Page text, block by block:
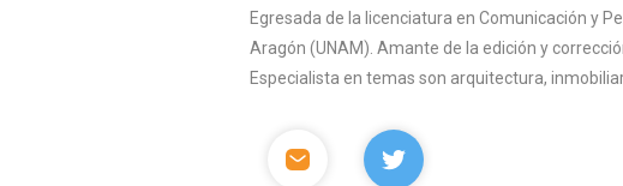
Egresada de la licenciatura en Comunicación y
Aragón (UNAM). Amante de la edición y
Especialista en temas son arquitectura,